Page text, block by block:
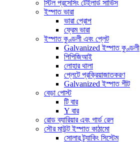
স্টিল প্রসেসিং টেইলার্ড সার্ভিস
ইস্পাত ভারা
ভারা প্রোপ
ফ্রেম ভারা
ইস্পাত কুণ্ডলী এবং প্লেট
Galvanized ইস্পাত কুণ্ডলী
পিপিজিআই
লোহার থালা
প্লেটে প্রক্রিয়াজাতকরণ
Galvanized ইস্পাত শীট
বেড়া পোস্ট
টি বার
Y বার
রোড ব্যারিয়ার এবং গার্ড রেল
সৌর মাউন্ট ইস্পাত কাঠামো
সোলার ট্র্যাকিং সিস্টেম